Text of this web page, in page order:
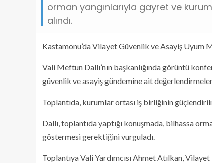
orman yangınlarıyla gayret ve
alındı.
Kastamonu’da Vilayet Güvenlik ve Asayiş Uyum
Vali Meftun Dallı’nın başkanlığında görüntü
güvenlik ve asayiş gündemine ait
Toplantıda, kurumlar ortası iş birliğinin
Dallı, toplantıda yaptığı konuşmada, bilhassa
göstermesi gerektiğini vurguladı.
Toplantıya Vali Yardımcısı Ahmet Atılkan,